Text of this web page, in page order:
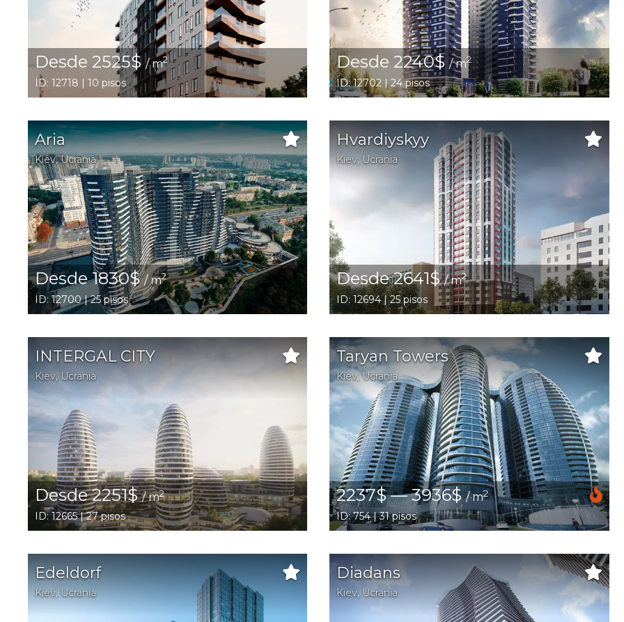
Desde 2525$/ m2
ID: 12718 | 10 pisos
Desde 2240$/ m2
ID: 12702 | 24 pisos
Aria
Kiev,Ucrania
Desde 1830$/ m2
ID: 12700 | 25 pisos
Hvardiyskyy
Kiev, Ucrania
Desde 2641$/ m2
ID: 12694 | 25 pisos
INTERGAL CITY
Kiev, Ucrania
Desde 2251$/ m2
ID: 12665 | 27 pisos
Taryan Towers
Kiev,Ucrania
2237$ — 3936$/ m2
ID: 754 | 31 pisos
Edeldorf
Kiev, Ucrania
Diadans
Kiev,Ucrania